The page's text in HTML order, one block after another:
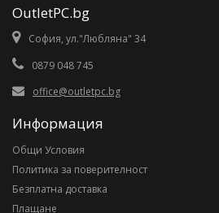
OutletPC.bg
София, ул."Любляна" 34
0879 048 745
office@outletpc.bg
Информация
Общи Условия
Политика за поверителност
Безплатна доставка
Плащане